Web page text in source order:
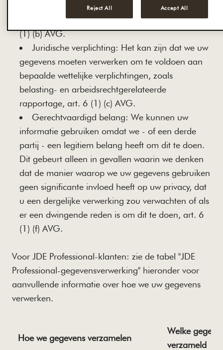
gegevens zijn nodig om u de gevraagde
producten of diensten te kunnen leveren, art. 6
(1) (b) AVG.
Juridische verplichting: Het kan zijn dat we uw
gegevens moeten verwerken om te voldoen aan
bepaalde wettelijke verplichtingen, zoals
belasting- en arbeidsrechtgerelateerde
rapportage, art. 6 (1) (c) AVG.
Gerechtvaardigd belang: We kunnen uw
informatie gebruiken omdat we - of een derde
partij - een legitiem belang heeft om dit te doen.
Dit gebeurt alleen in gevallen waarin we denken
dat de manier waarop we uw gegevens gebruiken
geen significante invloed heeft op uw privacy, dat
u een dergelijke verwerking zou verwachten of als
er een dwingende reden is om dit te doen, art. 6
(1) (f) AVG.
Voor JDE Professional-klanten: zie de tabel "JDE
Professional-gegevensverwerking" hieronder voor
aanvullende informatie over hoe we uw gegevens
verwerken.
Hoe we gegevens verzamelen
Welke
verzameld
Reject All Accept All